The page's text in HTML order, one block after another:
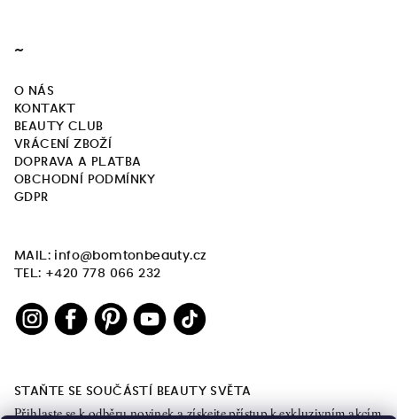
~
O NÁS
KONTAKT
BEAUTY CLUB
VRÁCENÍ ZBOŽÍ
DOPRAVA A PLATBA
OBCHODNÍ PODMÍNKY
GDPR
MAIL: info@bomtonbeauty.cz
TEL: +420 778 066 232
STAŇTE SE SOUČÁSTÍ BEAUTY SVĚTA
Přihlaste se k odběru novinek a získejte přístup k exkluzivním akcím